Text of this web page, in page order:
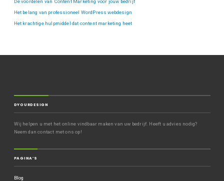
De voordelen van Content Marketing voor jouw bedrijf
Het belang van professioneel WordPress webdesign
Het krachtige hulpmiddel dat content marketing heet
DYOURDESIGN
Wij helpen u met het online vindbaar maken van uw bedrijf. Heeft u advies nodig?
Neem dan contact met ons op!
PAGINA’S
Blog